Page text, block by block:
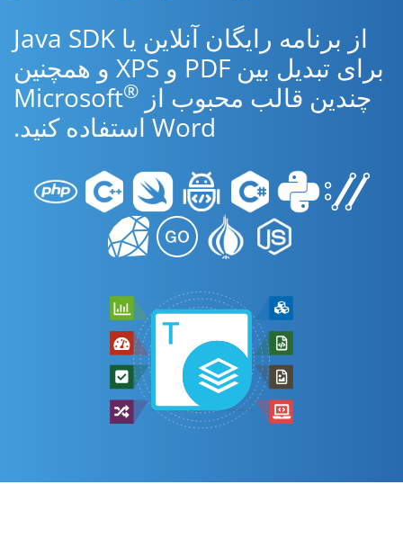
از برنامه رایگان آنلاین یا Java SDK
برای تبدیل بین PDF و XPS و همچنین
چندین قالب محبوب از Microsoft ®
Word استفاده کنید.